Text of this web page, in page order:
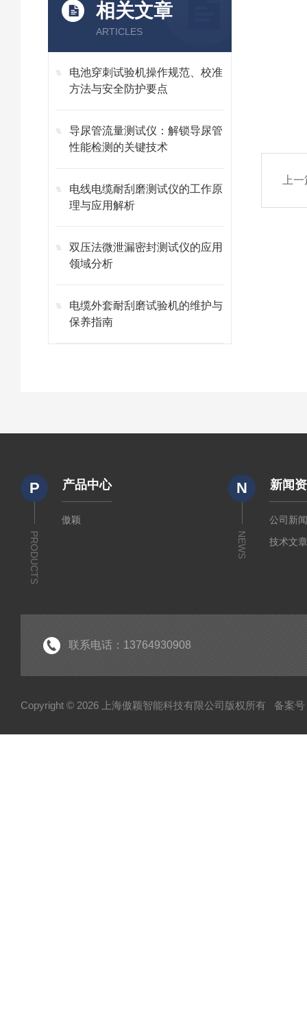
相关文章
ARTICLES
电池穿刺试验机操作规范、校准
方法与安全防护要点
导尿管流量测试仪：解锁导尿管
性能检测的关键技术
电线电缆耐刮磨测试仪的工作原
理与应用解析
双压法微泄漏密封测试仪的应用
领域分析
电缆外套耐刮磨试验机的维护与
保养指南
上
P
PRODUCTS
产品中心
傲颖
N
NEWS
新闻
公司新
技术文
联系电话：13764930908
Copyright © 2026 上海傲颖智能科技有限公司版权所有 备案号